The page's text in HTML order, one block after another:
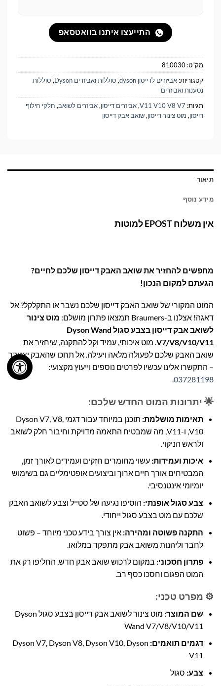
התייעצו איתנו בוואטסאפ
מק"ט: 810030
קטגוריות: אביזרים לדייסון dyson , סוללות ואביזרים Dyson , סוללות
נטענות ואביזרים
תגיות: V11 V10 V8 V7
,אביזרים דייסון,אביזרים לשואב, חלקי חילוף
דייסון, מוט צינור דייסון,שואב אבק דייסון
תיאור
מידע נוסף
אין משלוחEPOSTלמוטות
מחפשים להחזיר את שואב האבק דייסון שלכם לחיים?
הגעתם למקום הנכון!
המוט המקורי של שואב האבק דייסון שלכם נשבר או התקלקל? אל
דאגה! אצלנו ב-Braumers תמצאו פתרון מושלם:
מוט צינור
לשואב אבק דייסון בצבע סגול Dyson Wand
V7/V8/V10/V11. מוט איכותי, עמיד וקל להתקנה, שיחזיר את
שואב האבק שלכם לפעולה מלאה ויעילה. אל תחכו שהאבק יצטבר
– התקשרו אלינו עכשיו לפרטים נוספים וייעוץ מקצועי:
037281198
.
🌟 יתרונות המוט החדש שלכם:
תאימות מושלמת:
תוכנן במיוחד עבור דגמי Dyson V7, V8,
V10, ו-V11, מה שמבטיח התאמה מדויקת וחיבור חלק לשואב
ולראש הניקוי.
איכות ועמידות: עשוי מחומרים חזקים ועמידים לאורך זמן,
המבטיחים אורך חיים ארוך וביצועים אופטימליים גם בשימוש
יומיומי אינטנסיבי.
צבע סגול אופנתי: הוסיפו נגיעה של סטייל וצבע לשואב האבק
שלכם עם מוט בצבע סגול ייחודי.
התקנה פשוטה ומהירה: אין צורך בידע טכני מיוחד – פשוט
לחבר וליהנות משואב אבק מתפקד במלואו.
פתרון חסכוני: במקום לרכוש שואב אבק חדש, החליפו רק את
המוט הפגום וחסכו כסף רב.
⚙️ מפרט טכני:
שם המוצר:
מוט צינור לשואב אבק דייסון בצבע סגול Dyson
Wand V7/V8/V10/V11
דגמים תואמים: Dyson V7, Dyson V8, Dyson V10, Dyson
V11
צבע: סגול